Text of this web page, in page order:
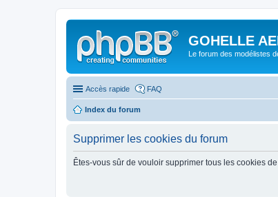
GOHELLE
Le forum des modélistes
Accès rapide FAQ
Index du forum
Supprimer les cookies du forum
Êtes-vous sûr de vouloir supprimer tous les cookies